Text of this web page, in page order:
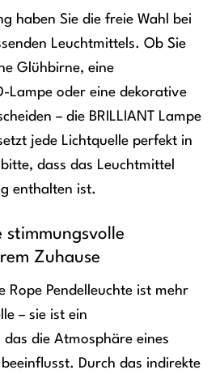
haben Sie die freie Wahl bei
Leuchtmittels. Ob Sie
Glühbirne, eine
Lampe oder eine dekorative
– die BRILLIANT Lampe
jede Lichtquelle perfekt in
dass das Leuchtmittel
enthalten ist.
stimmungsvolle
Zuhause
Rope Pendelleuchte ist mehr
– sie ist ein
die Atmosphäre eines
Durch das indirekte